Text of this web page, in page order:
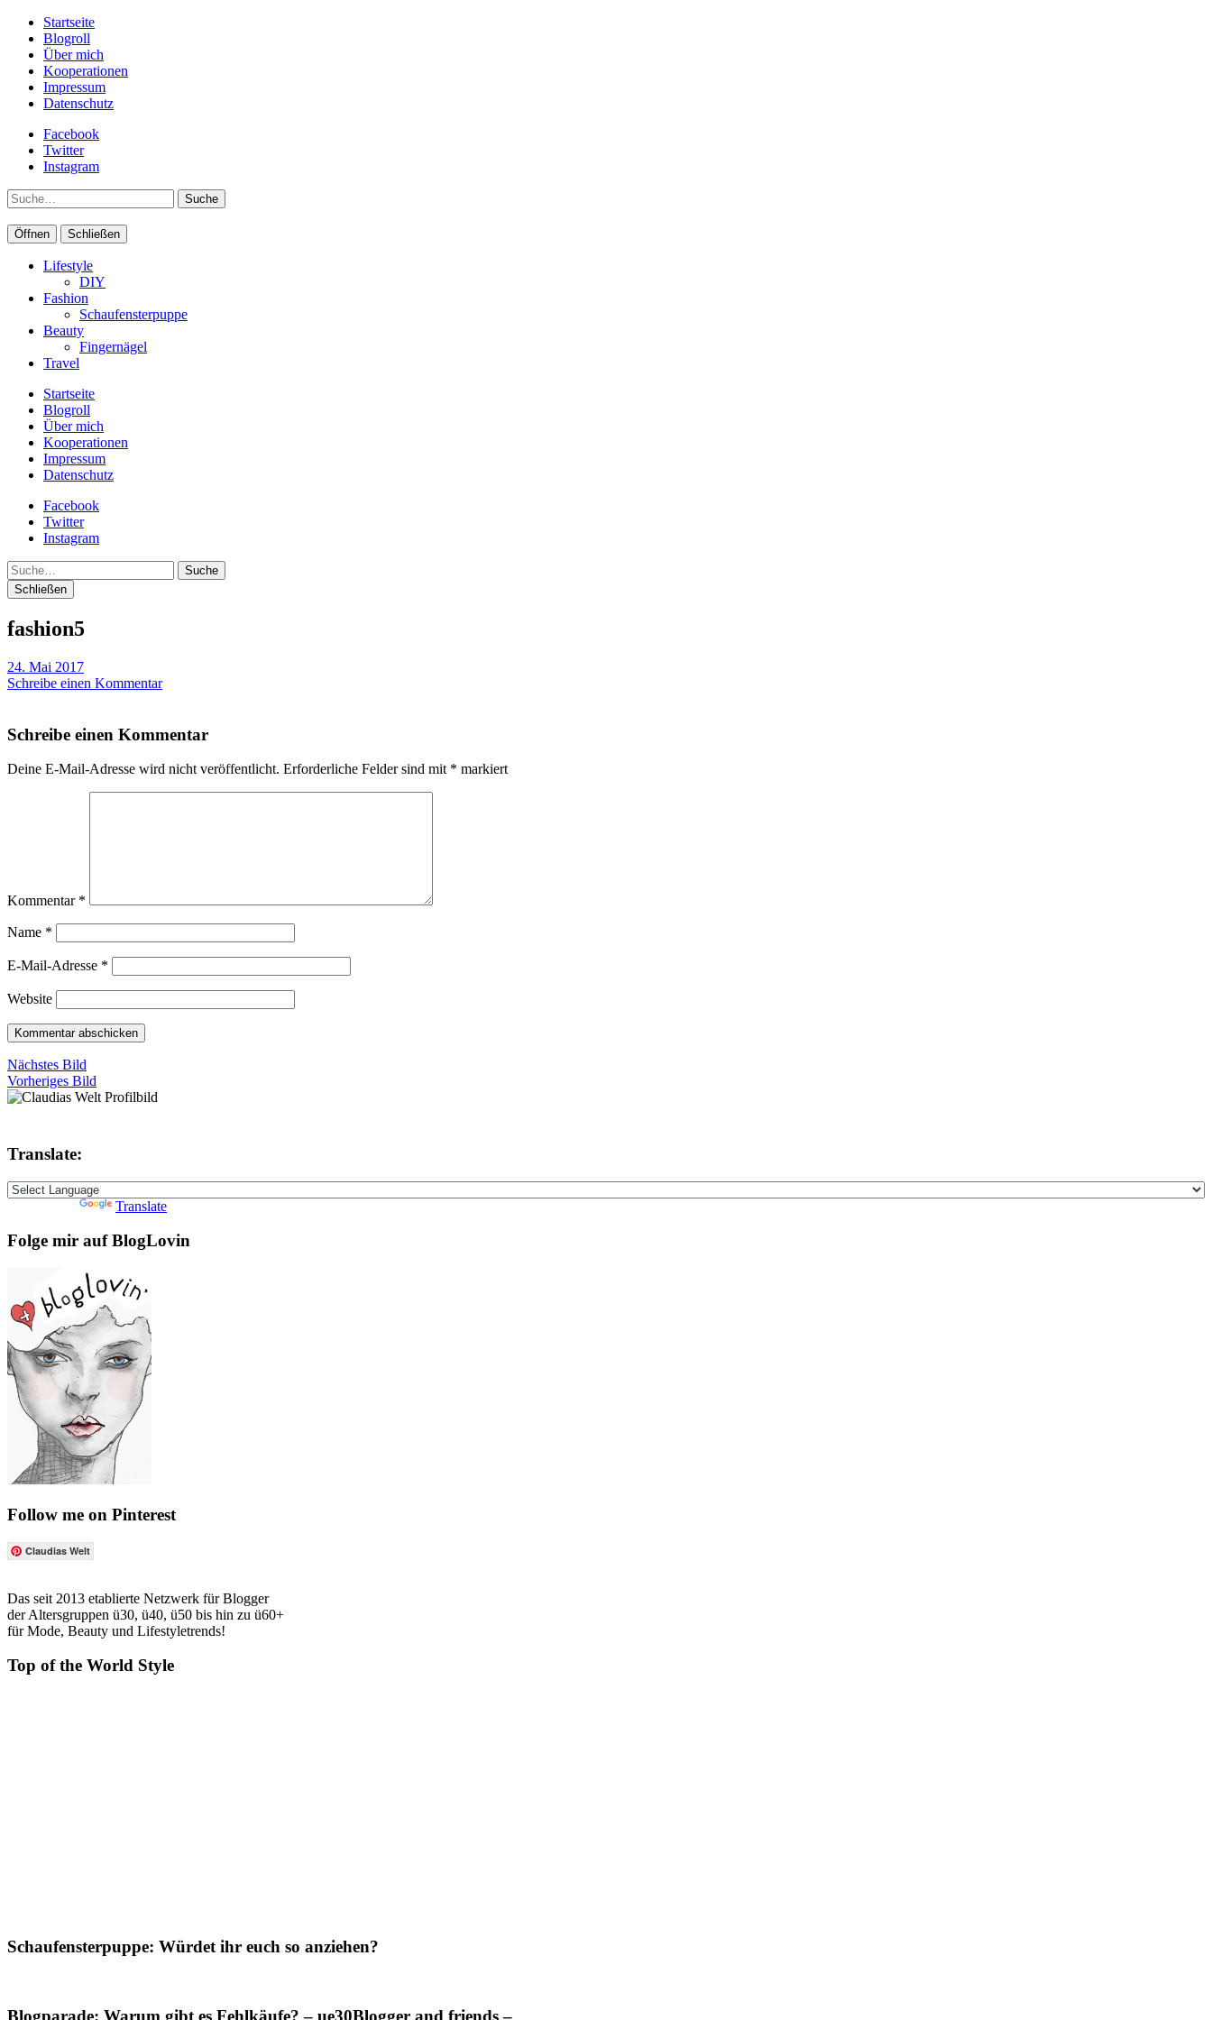
Startseite
Blogroll
Über mich
Kooperationen
Impressum
Datenschutz
Facebook
Twitter
Instagram
Suche
Öffnen Schließen
Lifestyle
DIY
Fashion
Schaufensterpuppe
Beauty
Fingernägel
Travel
Startseite
Blogroll
Über mich
Kooperationen
Impressum
Datenschutz
Facebook
Twitter
Instagram
Suche
Schließen
fashion5
24. Mai 2017
Schreibe einen Kommentar
Schreibe einen Kommentar
Deine E-Mail-Adresse wird nicht veröffentlicht. Erforderliche Felder sind mit * markiert
Kommentar *
Name *
E-Mail-Adresse *
Website
Nächstes Bild
Vorheriges Bild
Translate:
Translate
Folge mir auf BlogLovin
Follow me on Pinterest
Claudias Welt
Das seit 2013 etablierte Netzwerk für Blogger
der Altersgruppen ü30, ü40, ü50 bis hin zu ü60+
für Mode, Beauty und Lifestyletrends!
Top of the World Style
Schaufensterpuppe: Würdet ihr euch so anziehen?
Blogparade: Warum gibt es Fehlkäufe? – ue30Blogger and friends –